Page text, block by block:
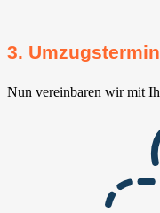
3. Umzugstermin
Nun vereinbaren wir mit